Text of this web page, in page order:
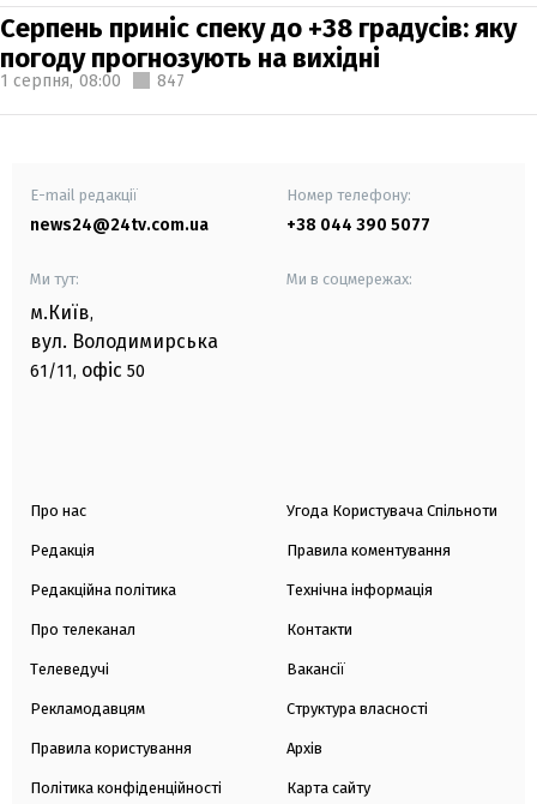
Серпень приніс спеку до +38 градусів: яку
погоду прогнозують на вихідні
1 серпня, 08:00 847
E-mail редакції
news24@24tv.com.ua
Номер телефону:
+38 044 390 5077
Ми тут:
м.Київ,
вул. Володимирська
61/11, офіс 50
Ми в соцмережах:
Про нас
Редакція
Редакційна політика
Про телеканал
Телеведучі
Рекламодавцям
Правила користування
Політика конфіденційності
Угода Користувача Спільноти
Правила коментування
Технічна інформація
Контакти
Вакансії
Структура власності
Архів
Карта сайту